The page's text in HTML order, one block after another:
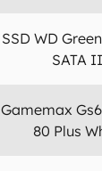
SSD WD
SATA
Gamemax
80 Plus